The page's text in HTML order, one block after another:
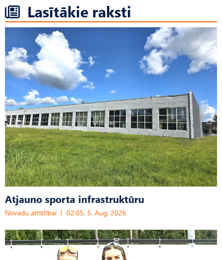
Lasītākie raksti
Atjauno sporta infrastruktūru
Novadu attīstībai 02:05, 5. Aug, 2026